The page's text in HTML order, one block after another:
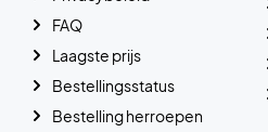
FAQ
Laagste prijs
Bestellingsstatus
Bestelling herroepen